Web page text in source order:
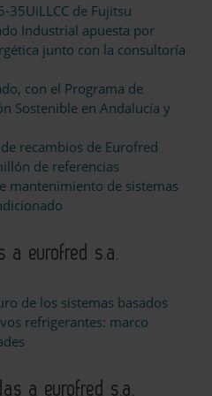
35UiLLCC de Fujitsu
Industrial apuesta por
junto con la consultoría
con el Programa de
Sostenible en Andalucía y
recambios de Eurofred
de referencias
mantenimiento de sistemas
a eurofred s.a.
de los sistemas basados
refrigerantes: marco
a eurofred s.a.